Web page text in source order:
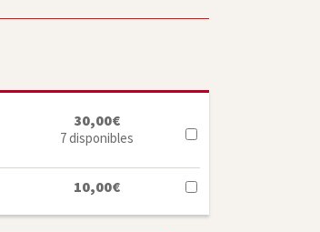
30,00€
7 disponibles
10,00€